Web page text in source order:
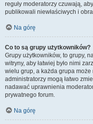
reguły moderatorzy czuwają,
publikowali niewłaściwych i
Na górę
Co to są grupy użytkowników?
Grupy użytkowników, to grupy,
witryny, aby łatwiej było nimi
wielu grup, a każda grupa
administratorzy mogą łatwo
nadawać uprawnienia
prywatnego forum.
Na górę